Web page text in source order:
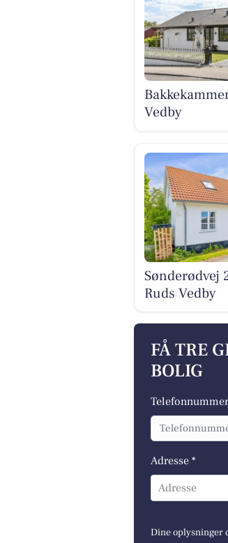
Vedby
Sønderødvej
Ruds Vedby
FÅ TRE
BOLIG
Adresse *
Adresse
Dine oplysninger